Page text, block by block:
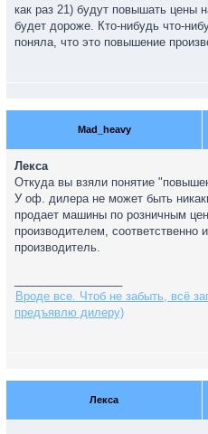
как раз 21) будут повышать цены
будет дороже. Кто-нибудь что-
поняла, что это повышение
Mad_heavy
Лекса
Откуда вы взяли понятие
У оф. дилера не может быть
продает машины по розничным
производителем, соответственно
производитель.
Вроде все. Чтоб не забыть, всё
предъявлю дилеру)
Лекса